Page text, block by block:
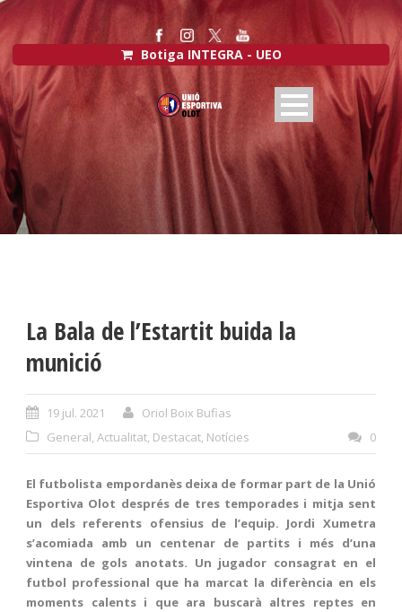
Botiga INTEGRA - UEO
La Bala de l’Estartit buida la
munició
19 jul. 2021
Oriol Boix Bufias
General, Actualitat, Destacat, Notícies 0
El futbolista empordanès deixa de formar part de la Unió
Esportiva Olot després de tres temporades i mitja sent
un dels referents ofensius de l’equip. Jordi Xumetra
s’acomiada amb un centenar de partits i més d’una
vintena de gols anotats. Un jugador consagrat en el
futbol professional que ha marcat la diferència en els
moments calents i que ara buscarà altres reptes en